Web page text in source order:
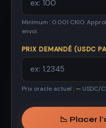
Minimum : 0.001 CKIO.
envoi.
PRIX DEMANDÉ (USDC
Prix oracle actuel :—USDC/
📉 Placer